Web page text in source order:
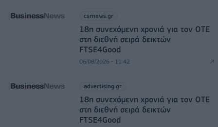
csrnews.gr
18η συνεχόμενη χρονιά για τον ΟΤΕ
στη διεθνή σειρά δεικτών
FTSE4Good
06/08/2026 - 11:42
advertising.gr
18η συνεχόμενη χρονιά για τον ΟΤΕ
στη διεθνή σειρά δεικτών
FTSE4Good